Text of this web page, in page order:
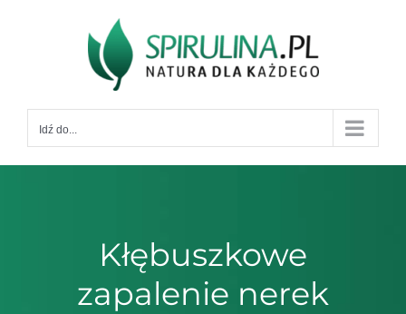
Idź do...
Kłębuszkowe
zapalenie nerek